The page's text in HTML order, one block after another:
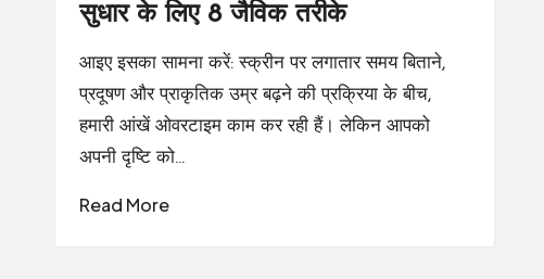
सुधार के लिए 8 जैविक तरीके
आइए इसका सामना करें: स्क्रीन पर लगातार समय बिताने,
प्रदूषण और प्राकृतिक उम्र बढ़ने की प्रक्रिया के बीच,
हमारी आंखें ओवरटाइम काम कर रही हैं। लेकिन आपको
अपनी दृष्टि को…
Read More